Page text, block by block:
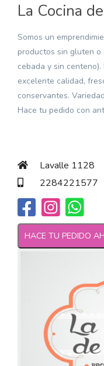
La Cocina
Somos un
productos sin gluten o
cebada y sin
excelente calidad,
conservantes.
Hace tu pedido con
Lavalle 1128
2284221577
HACE TU PEDIDO